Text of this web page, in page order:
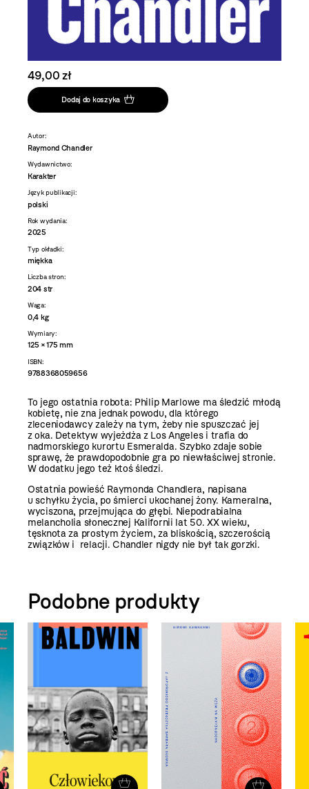
49,00 zł
Dodaj do koszyka
Autor:
Raymond Chandler
Wydawnictwo:
Karakter
Język publikacji:
polski
Rok wydania:
2025
Typ okładki:
miękka
Liczba stron:
204 str
Waga:
0,4 kg
Wymiary:
125 × 175 mm
ISBN:
9788368059656
To jego ostatnia robota: Philip Marlowe ma śledzić młodą
kobietę, nie zna jednak powodu, dla którego
zleceniodawcy zależy na tym, żeby nie spuszczać jej
z oka. Detektyw wyjeżdża z Los Angeles i trafia do
nadmorskiego kurortu Esmeralda. Szybko zdaje sobie
sprawę, że prawdopodobnie gra po niewłaściwej stronie.
W dodatku jego też ktoś śledzi.
Ostatnia powieść Raymonda Chandlera, napisana
u schyłku życia, po śmierci ukochanej żony. Kameralna,
wyciszona, przejmująca do głębi. Niepodrabialna
melancholia słonecznej Kalifornii lat 50. XX wieku,
tęsknota za prostym życiem, za bliskością, szczerością
związków i relacji. Chandler nigdy nie był tak gorzki.
Podobne produkty